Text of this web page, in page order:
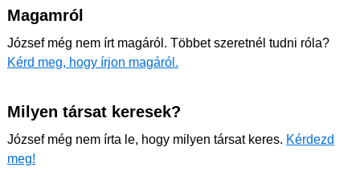
Magamról
József még nem írt magáról. Többet szeretnél tudni róla?
Kérd meg, hogy írjon magáról.
Milyen társat keresek?
József még nem írta le, hogy milyen társat keres. Kérdezd
meg!